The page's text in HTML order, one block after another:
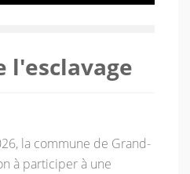
l'esclavage
la commune de Grand-
à participer à une